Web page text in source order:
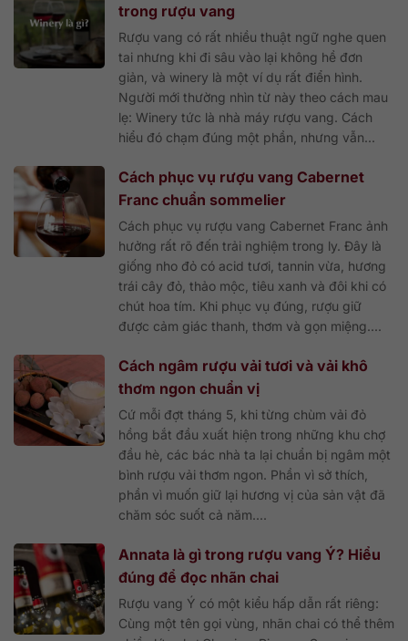
trong rượu vang
Rượu vang có rất nhiều thuật ngữ nghe quen
tai nhưng khi đi sâu vào lại không hề đơn
giản, và winery là một ví dụ rất điển hình.
Người mới thường nhìn từ này theo cách mau
lẹ: Winery tức là nhà máy rượu vang. Cách
hiểu đó chạm đúng một phần, nhưng vẫn...
Cách phục vụ rượu vang Cabernet
Franc chuẩn sommelier
Cách phục vụ rượu vang Cabernet Franc ảnh
hưởng rất rõ đến trải nghiệm trong ly. Đây là
giống nho đỏ có acid tươi, tannin vừa, hương
trái cây đỏ, thảo mộc, tiêu xanh và đôi khi có
chút hoa tím. Khi phục vụ đúng, rượu giữ
được cảm giác thanh, thơm và gọn miệng....
Cách ngâm rượu vải tươi và vải khô
thơm ngon chuẩn vị
Cứ mỗi đợt tháng 5, khi từng chùm vải đỏ
hồng bắt đầu xuất hiện trong những khu chợ
đầu hè, các bác nhà ta lại chuẩn bị ngâm một
bình rượu vải thơm ngon. Phần vì sở thích,
phần vì muốn giữ lại hương vị của sản vật đã
chăm sóc suốt cả năm....
Annata là gì trong rượu vang Ý? Hiểu
đúng để đọc nhãn chai
Rượu vang Ý có một kiểu hấp dẫn rất riêng:
Cùng một tên gọi vùng, nhãn chai có thể thêm